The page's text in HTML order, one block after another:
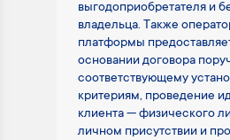
выгодоприобретателя и
владельца. Также
платформы
основании договора
соответствующему
критериям, проведение
клиента — физического
личном присутствии и